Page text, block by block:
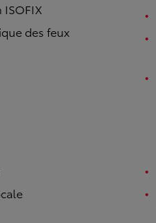
ISOFIX
des feux